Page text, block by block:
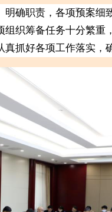
确职责，各项预案细
织筹备任务十分繁重
抓好各项工作落实，